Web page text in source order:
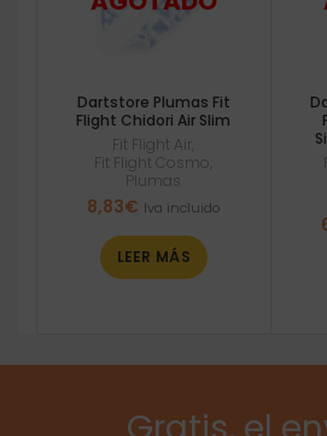
Dartstore Plumas Fit
Flight Chidori Air Slim
Fit Flight Air
Fit Flight Cosmo
Plumas
8,83€ Iva incluido
LEER MÁS